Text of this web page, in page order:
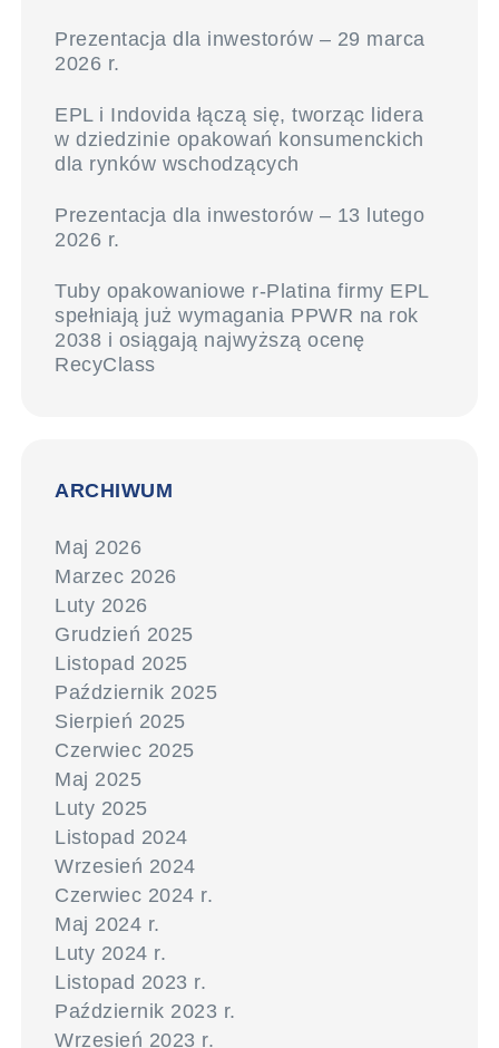
Prezentacja dla inwestorów – 29 marca
2026 r.
EPL i Indovida łączą się, tworząc lidera
w dziedzinie opakowań konsumenckich
dla rynków wschodzących
Prezentacja dla inwestorów – 13 lutego
2026 r.
Tuby opakowaniowe r-Platina firmy EPL
spełniają już wymagania PPWR na rok
2038 i osiągają najwyższą ocenę
RecyClass
ARCHIWUM
Maj 2026
Marzec 2026
Luty 2026
Grudzień 2025
Listopad 2025
Październik 2025
Sierpień 2025
Czerwiec 2025
Maj 2025
Luty 2025
Listopad 2024
Wrzesień 2024
Czerwiec 2024 r.
Maj 2024 r.
Luty 2024 r.
Listopad 2023 r.
Październik 2023 r.
Wrzesień 2023 r.